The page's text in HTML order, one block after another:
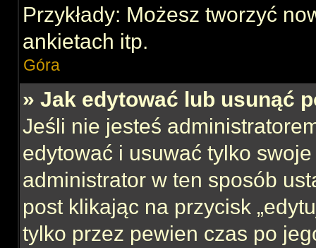
Przykłady: Możesz tworzyć
ankietach itp.
Góra
» Jak edytować lub usunąć
Jeśli nie jesteś
edytować i usuwać tylko
administrator w ten sposób
post klikając na przycisk
tylko przez pewien czas po